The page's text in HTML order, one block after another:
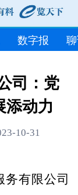
数字报
司：党
添动力
10-31
有限公司